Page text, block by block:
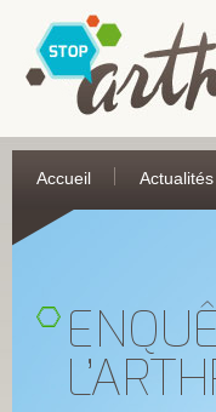
Accueil Actualités